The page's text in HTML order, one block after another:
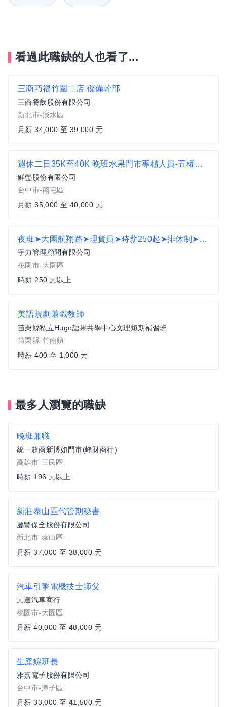
看過此職缺的人也看了...
三商巧福竹圍二店-儲備幹部
三商餐飲股份有限公司
新北市-淡水區
月薪 34,000 至 39,000 元
週休二日35K至40K 晚班水果門市專櫃人員-五權西門市
鮮瑩股份有限公司
台中市-南屯區
月薪 35,000 至 40,000 元
夜班➤大園航翔路➤理貨員➤時薪250起➤排休制➤需配合加班➤可日領AY
宇力管理顧問有限公司
桃園市-大園區
時薪 250 元以上
美語規劃兼職教師
苗栗縣私立Hugo語果共學中心文理短期補習班
苗栗縣-竹南鎮
時薪 400 至 1,000 元
最多人瀏覽的職缺
晚班兼職
統一超商新博如門市(峰財商行)
高雄市-三民區
時薪 196 元以上
新莊泰山區代管期秘書
慶豐保全股份有限公司
新北市-泰山區
月薪 37,000 至 38,000 元
汽車引擎電機技士師父
元達汽車商行
桃園市-大園區
月薪 40,000 至 48,000 元
生產線班長
雅嘉電子股份有限公司
台中市-潭子區
月薪 33,000 至 41,500 元